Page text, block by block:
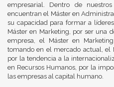
empresarial. Dentro de
encuentran el Máster en
su capacidad para formar a
Máster en Marketing, por ser una
empresa, el Máster en
tomando en el mercado actual, el
por la tendencia a la
en Recursos Humanos, por la
las empresas al capital humano.